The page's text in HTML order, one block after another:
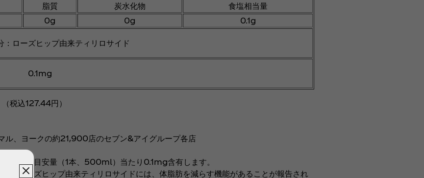
脂質 炭水化物
食塩相当量
0g 0g 0.1g
：ローズヒップ由来ティリロサイド
0.1mg
税込127.44円）
ル、ヨークの約21,900店のセブン&アイグループ各店
、摂取目安量（1本、500ml）当たり0.1mg含有します。
。ローズヒップ由来ティリロサイドには、体脂肪を減らす機能があることが報告され